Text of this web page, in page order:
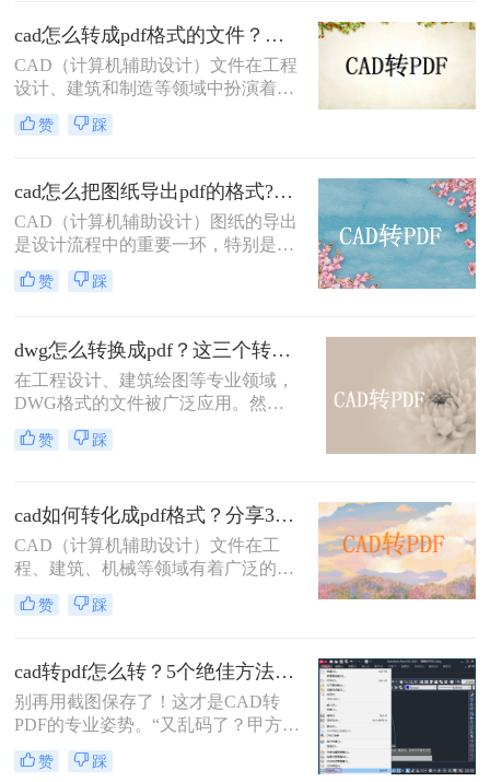
CAD图纸导出为通用的PDF格式成为
了标准流程。PDF文件能完美保留图
纸的矢量信息、图层、比例和布局，
开。那么cad怎么把图纸导出pdf的格
cad怎么转成pdf格式的文件？分享二种实用转换方法！
CAD（计算机辅助设计）文件在工程
设计、建筑和制造等领域中扮演着至
关重要的角色。然而，有时需要将
CAD文件转换为PDF格式以便于共
pdf格式的文件呢？本文将介绍两种将
CAD转换为PDF的方法。
赞 踩
cad怎么把图纸导出pdf的格式?了解下这二种转换方法！
CAD（计算机辅助设计）图纸的导出
是设计流程中的重要一环，特别是在
需要将设计成果与他人共享或进行打
印时，PDF格式因其跨平台兼容性和
把图纸导出pdf的格式呢？本文将介绍
两种将CAD图纸导出为PDF格式的方
法。
赞 踩
dwg怎么转换成pdf？这三个转换方法了解一下！
在工程设计、建筑绘图等专业领域，
DWG格式的文件被广泛应用。然
而，在某些情况下，我们可能需要将
其转换为PDF格式，以便更方便地共
换成PDF的方法。
赞 踩
cad如何转化成pdf格式？分享3个操作简单的方法！
CAD（计算机辅助设计）文件在工
程、建筑、机械等领域有着广泛的应
用，但有时候我们需要将这些文件转
换成PDF格式以便分享、查看或打
本文将介绍三种将CAD文件转换成
PDF的方法。
赞 踩
cad转pdf怎么转？5个绝佳方法，工程师私藏技巧公开！
别再用截图保存了！这才是CAD转
PDF的专业姿势。“又乱码了？甲方说
图纸打不开！” 这是许多设计师和工
程师在交付文件时最怕听到的一句
赞 踩